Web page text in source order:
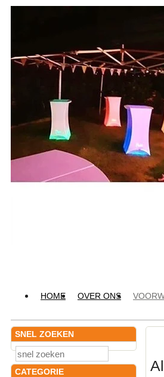
HOME OVER ONS
SNEL ZOEKEN
CATEGORIE